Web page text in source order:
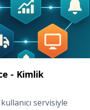
- Kimlik
servisiyle